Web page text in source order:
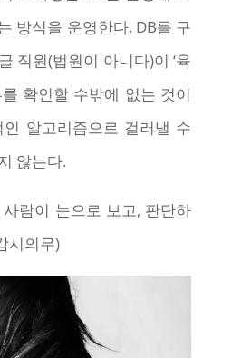
방식을 운영한다. DB를 구
직원(법원이 아니다)이 ‘육
확인할 수밖에 없는 것이
알고리즘으로 걸러낼 수
않는다.
람이 눈으로 보고, 판단하
시의무)